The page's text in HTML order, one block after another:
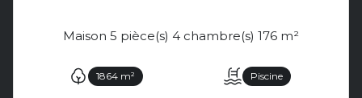
Maison 5 pièce(s) 4 chambre(s) 176 m²
1864 m² Piscine